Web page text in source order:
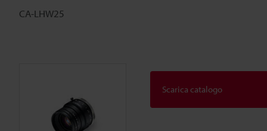
CA-LHW25
Scarica catalogo